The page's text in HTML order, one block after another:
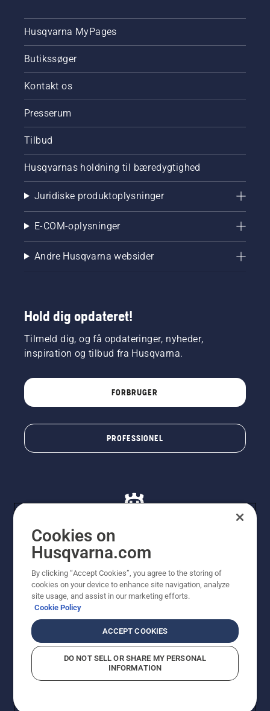
Husqvarna MyPages
Butikssøger
Kontakt os
Presserum
Tilbud
Husqvarnas holdning til bæredygtighed
Juridiske produktoplysninger
E-COM-oplysninger
Andre Husqvarna websider
Hold dig opdateret!
Tilmeld dig, og få opdateringer, nyheder,
inspiration og tilbud fra Husqvarna.
FORBRUGER
PROFESSIONEL
viste priser er vejledende udsalgspriser. Der tages
forbehold for stave- og trykfejl samt prisændringer. Vi
stræber efter at have så nøjagtige oplysningerne på
dette websted som muligt. Alle anførte priser er
vejledende udsalgspriser (inkl. moms), medmindre
CookiepolitikAnvendelsesvilkår
Bekendtgørelse vedr. beskyttelse af personlige oplysninger
Rapporter formodede overtrædelser
Cookies on
Husqvarna.com
By clicking “Accept Cookies”, you agree to the storing of
cookies on your device to enhance site navigation, analyze
site usage, and assist in our marketing efforts.
Cookie Policy
ACCEPT COOKIES
DO NOT SELL OR SHARE MY PERSONAL
INFORMATION